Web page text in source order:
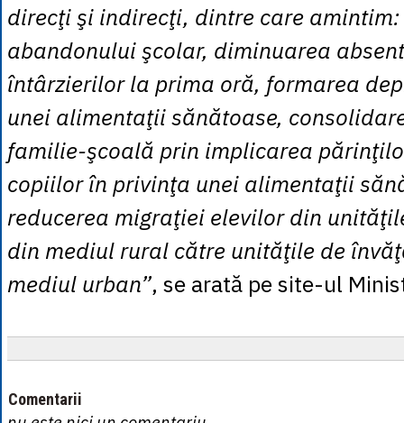
direcţi şi indirecţi, dintre care
abandonului şcolar, diminuarea
întârzierilor la prima oră, formarea
unei alimentaţii sănătoase,
familie-şcoală prin implicarea
copiilor în privinţa unei alimentaţii
reducerea migraţiei elevilor din
din mediul rural către unităţile de
mediul urban”, se arată pe site-ul
Comentarii